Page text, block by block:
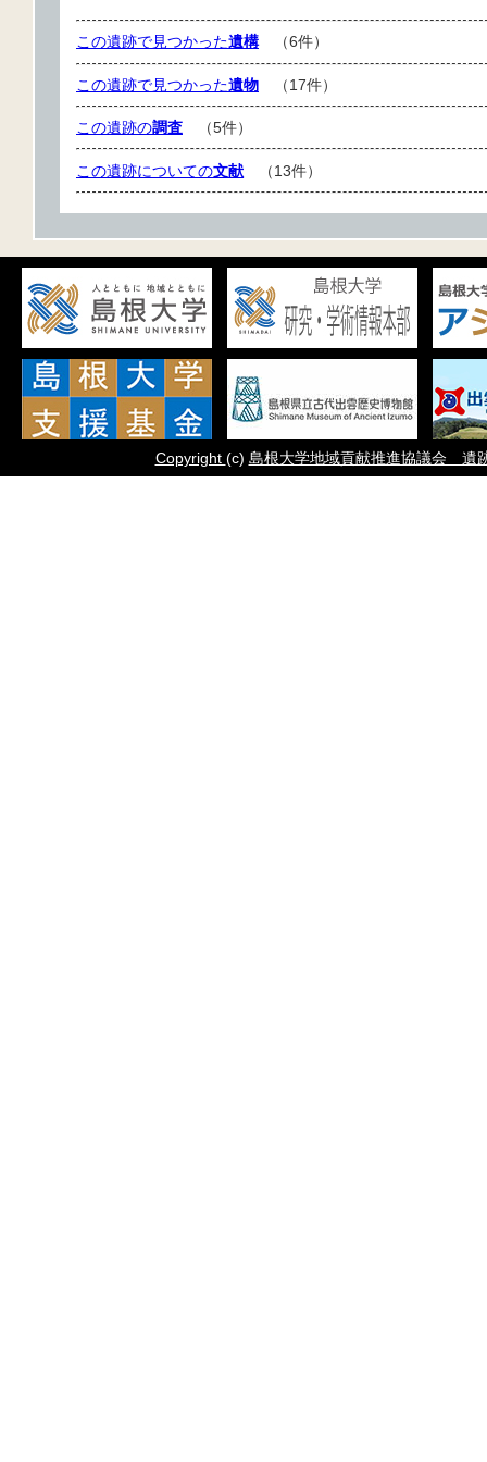
この遺跡で見つかった遺構（6件）
この遺跡で見つかった遺物 （17件）
この遺跡の調査 （5件）
この遺跡についての文献 （13件）
Copyright (c) 島根大学地域貢献推進協議会 遺